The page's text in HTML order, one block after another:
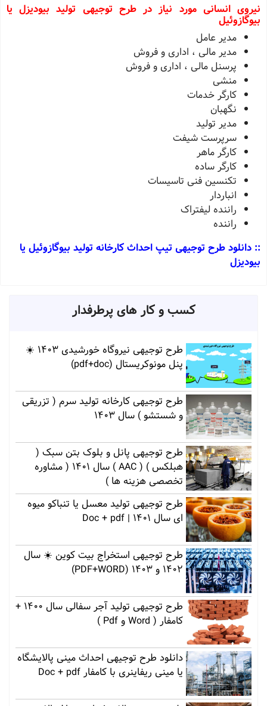
نیروی انسانی مورد نیاز در طرح توجیهی تولید بیودیزل یا
بیوگازوئیل
مدير عامل
مدير مالی ، اداری و فروش
پرسنل مالی ، اداری و فروش
منشی
کارگر خدمات
نگهبان
مدير توليد
سرپرست شيفت
کارگر ماهر
کارگر ساده
تکنسين فنی تاسيسات
انباردار
راننده ليفتراک
راننده
:: دانلود طرح توجیهی تیپ احداث کارخانه تولید بیوگازوئیل یا
بیودیزل
کسب و کار های پرطرفدار
طرح توجیهی نیروگاه خورشیدی 1403 ☀️
پنل مونوکریستال (pdf+doc)
طرح توجیهی کارخانه تولید سرم ( تزریقی
و شستشو ) سال 1403
طرح توجیهی پانل و بلوک بتن سبک (
هبلکس ) ( AAC ) سال 1401 ( مشاوره
تخصصی هزینه ها )
طرح توجیهی تولید معسل یا تنباکو میوه
ای سال 1401 | Doc + pdf
طرح توجیهی استخراج بیت کوین ☀️ سال
1402 و 1403 (PDF+WORD)
طرح توجیهی تولید آجر سفالی سال 1400 +
کامفار ( Word و Pdf )
دانلود طرح توجیهی احداث مینی پالایشگاه
یا مینی ریفاینری با کامفار Doc + pdf